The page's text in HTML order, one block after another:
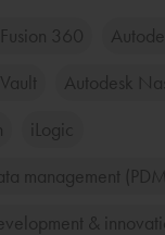
360
Autodesk
iLogic
management
&